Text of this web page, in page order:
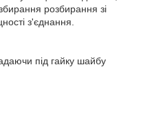
розбирання зі
з'єднання.
під гайку шайбу